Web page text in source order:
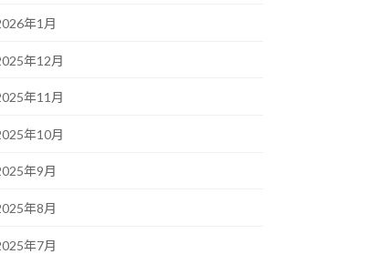
年1月
年12月
年11月
年10月
年9月
年8月
年7月